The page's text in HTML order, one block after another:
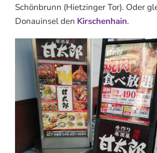
Schönbrunn (Hietzinger Tor). Oder
Donauinsel den Kirschenhain.